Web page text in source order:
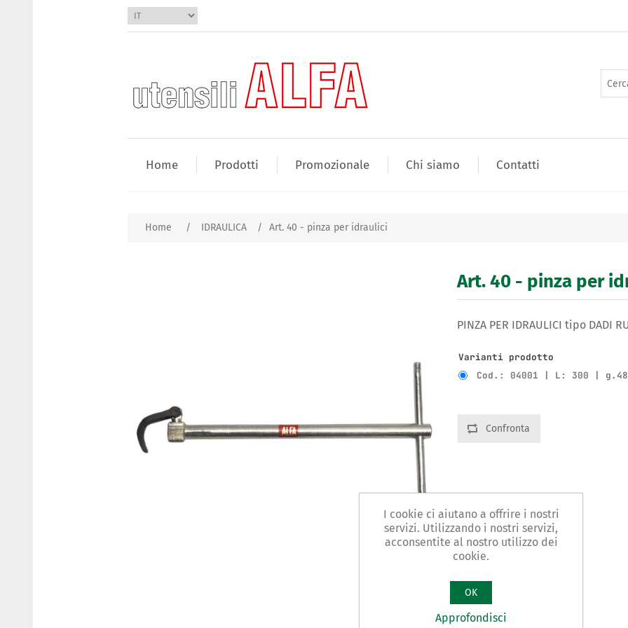
Home Prodotti Promozionale Chi siamo Contatti
Home / IDRAULICA / Art. 40 - pinza per idraulici
Art. 40 - pinza per
PINZA PER IDRAULICI tipo DADI
Varianti prodotto
Cod.: 04001 | L: 300 |
Confronta
I cookie ci aiutano a offrire i nostri
servizi. Utilizzando i nostri servizi,
acconsentite al nostro utilizzo dei
cookie.
OK
Approfondisci